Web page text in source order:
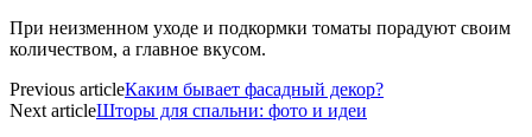
При неизменном уходе и подкормки томаты порадуют своим
количеством, а главное вкусом.
Previous articleКаким бывает фасадный декор?
Next articleШторы для спальни: фото и идеи